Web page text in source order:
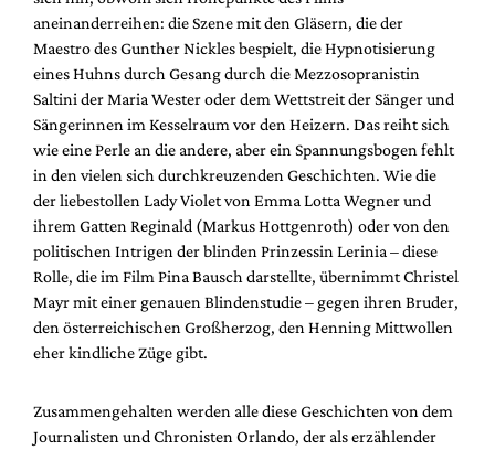
aneinanderreihen: die Szene mit den Gläsern, die der
Maestro des Gunther Nickles bespielt, die Hypnotisierung
eines Huhns durch Gesang durch die Mezzosopranistin
Saltini der Maria Wester oder dem Wettstreit der Sänger und
Sängerinnen im Kesselraum vor den Heizern. Das reiht sich
wie eine Perle an die andere, aber ein Spannungsbogen fehlt
in den vielen sich durchkreuzenden Geschichten. Wie die
der liebestollen Lady Violet von Emma Lotta Wegner und
ihrem Gatten Reginald (Markus Hottgenroth) oder von den
politischen Intrigen der blinden Prinzessin Lerinia – diese
Rolle, die im Film Pina Bausch darstellte, übernimmt Christel
Mayr mit einer genauen Blindenstudie – gegen ihren Bruder,
den österreichischen Großherzog, den Henning Mittwollen
eher kindliche Züge gibt.
Zusammengehalten werden alle diese Geschichten von dem
Journalisten und Chronisten Orlando, der als erzählender